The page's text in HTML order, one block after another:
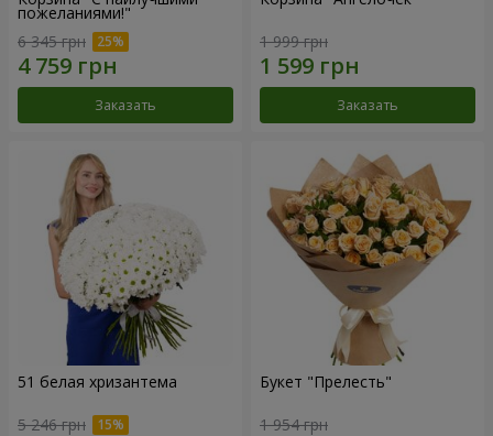
пожеланиями!"
6 345 грн
Заказать
1 999 грн
Заказать
51 белая хризантема
5 246 грн
Букет "Прелесть"
1 954 грн